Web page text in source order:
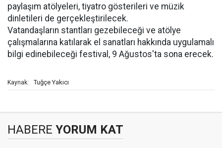
paylaşım atölyeleri, tiyatro gösterileri ve müzik
dinletileri de gerçekleştirilecek.
Vatandaşların stantları gezebileceği ve atölye
çalışmalarına katılarak el sanatları hakkında uygulamalı
bilgi edinebileceği festival, 9 Ağustos'ta sona erecek.
Kaynak: Tuğçe Yakıcı
HABERE YORUM KAT